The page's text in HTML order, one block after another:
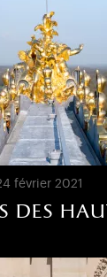
février 2021
des